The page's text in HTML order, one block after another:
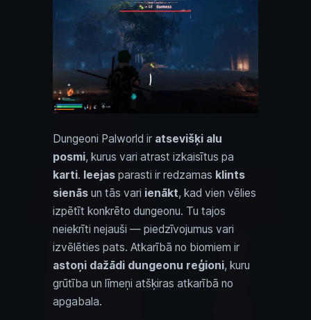
Dungeoni Palworld ir atsevišķi alu
posmi, kurus vari atrast izkaisītus pa
karti. Ieejas parasti ir redzamas klints
sienās un tās vari ienākt, kad vien vēlies
izpētīt konkrēto dungeonu. Tu tajos
neiekrīti nejauši — piedzīvojumus vari
izvēlēties pats. Atkarībā no biomiem ir
astoņi dažādi dungeonu reģioni, kuru
grūtība un līmeņi atšķiras atkarībā no
apgabala.